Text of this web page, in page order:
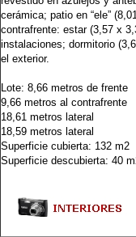
cerámica; patio en “ele”
contrafrente: estar (3,57 x
instalaciones; dormitorio
el exterior.
Lote: 8,66 metros de frente
9,66 metros al contrafrente
18,61 metros lateral
18,59 metros lateral
Superficie cubierta: 132 m2
Superficie descubierta: 40